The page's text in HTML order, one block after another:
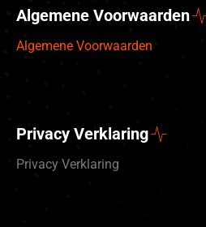
Algemene Voorwaarden
Algemene Voorwaarden
Privacy Verklaring
Privacy Verklaring